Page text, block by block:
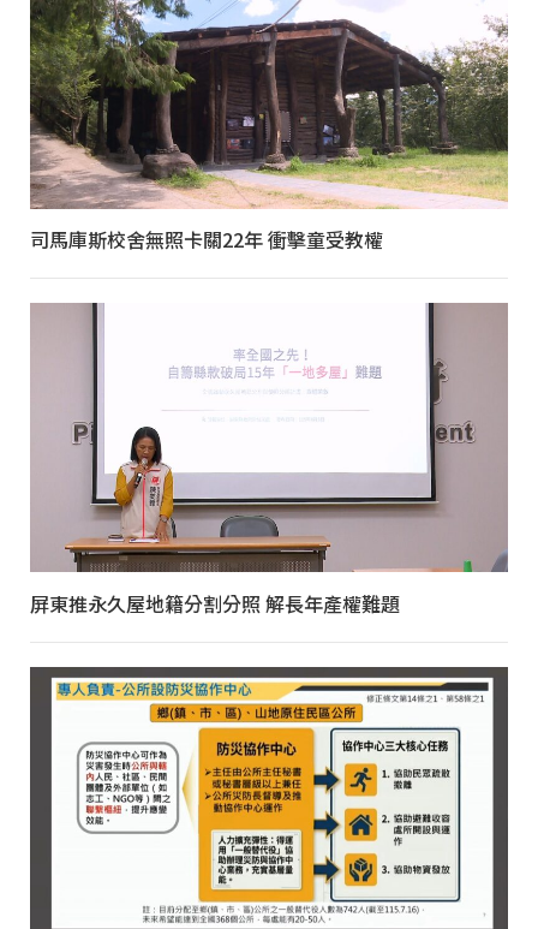
司馬庫斯校舍無照卡關22年 衝擊童受教權
屏東推永久屋地籍分割分照 解長年產權難題